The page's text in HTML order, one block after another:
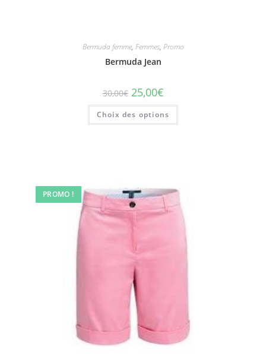
Bermuda femme, Femmes, Promo
Bermuda Jean
30,00€ 25,00€
Choix des options
PROMO !